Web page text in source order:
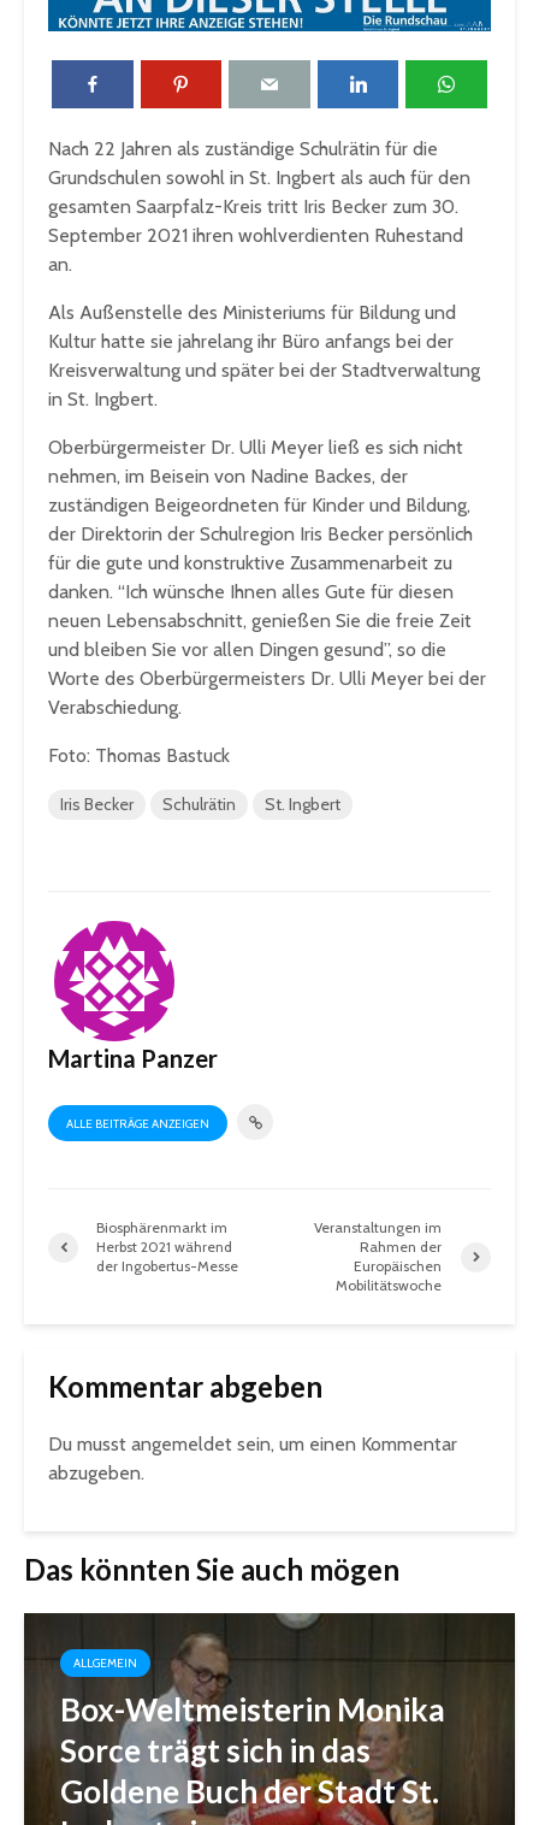
Nach 22 Jahren als zuständige Schulrätin für die
Grundschulen sowohl in St. Ingbert als auch für den
gesamten Saarpfalz-Kreis tritt Iris Becker zum 30.
September 2021 ihren wohlverdienten Ruhestand
an.
Als Außenstelle des Ministeriums für Bildung und
Kultur hatte sie jahrelang ihr Büro anfangs bei der
Kreisverwaltung und später bei der Stadtverwaltung
in St. Ingbert.
Oberbürgermeister Dr. Ulli Meyer ließ es sich nicht
nehmen, im Beisein von Nadine Backes, der
zuständigen Beigeordneten für Kinder und Bildung,
der Direktorin der Schulregion Iris Becker persönlich
für die gute und konstruktive Zusammenarbeit zu
danken. “Ich wünsche Ihnen alles Gute für diesen
neuen Lebensabschnitt, genießen Sie die freie Zeit
und bleiben Sie vor allen Dingen gesund”, so die
Worte des Oberbürgermeisters Dr. Ulli Meyer bei der
Verabschiedung.
Foto: Thomas Bastuck
Iris Becker Schulrätin St. Ingbert
Martina Panzer
ALLE BEITRÄGE ANZEIGEN
Biosphärenmarkt im
Herbst 2021 während
der Ingobertus-Messe
Veranstaltungen im
Rahmen der
Europäischen
Mobilitätswoche
Kommentar abgeben
Du musst angemeldet sein, um einen Kommentar
abzugeben.
Das könnten Sie auch mögen
ALLGEMEIN
Box-Weltmeisterin Monika
Sorce trägt sich in das
Goldene Buch der Stadt St.